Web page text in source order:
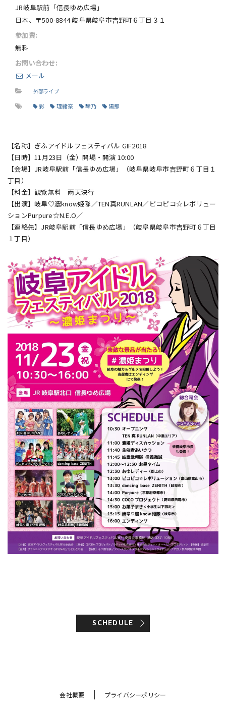
JR岐阜駅前「信長ゆめ広場」
日本、〒500-8844 岐阜県岐阜市吉野町６丁目３１
参加費:
無料
お問い合わせ:
メール
外部ライブ
彩 理緒奈 琴乃 陽那
【名称】ぎふアイドルフェスティバル GIF2018
【日時】11月23日（金）開場・開演 10:00
【会場】JR岐阜駅前「信長ゆめ広場」（岐阜県岐阜市吉野町６丁目１
丁目）
【料金】観覧無料 雨天決行
【出演】岐阜♡濃know姫隊／TEN真RUNLAN／ピコピコ☆レボリュー
ションPurpure☆N.E.O／
【連絡先】JR岐阜駅前「信長ゆめ広場」（岐阜県岐阜市吉野町６丁目
１丁目）
SCHEDULE
会社概要 プライバシーポリシー